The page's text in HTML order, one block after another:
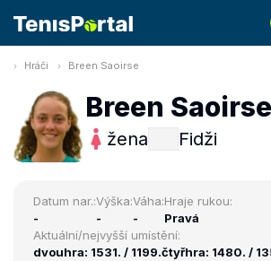
Hráči Breen Saoirse
Breen Saoirse
žena Fidži
Datum nar.:
-
Výška:
-
Váha:
-
Hraje rukou:
Pravá
Aktuální/nejvyšší umístění:
dvouhra: 1531. / 1199.čtyřhra: 1480. /